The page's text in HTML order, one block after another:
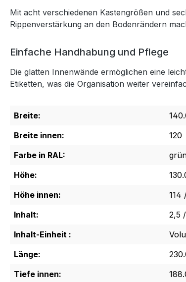
Mit acht verschiedenen Kastengrößen und
Rippenverstärkung an den Bodenrändern
Einfache Handhabung und Pflege
Die glatten Innenwände ermöglichen eine
Etiketten, was die Organisation weiter
Breite:
Breite innen:
120
Farbe in RAL:
Höhe:
Höhe innen:
114
Inhalt:
2,5
Inhalt-Einheit :
Länge:
Tiefe innen: